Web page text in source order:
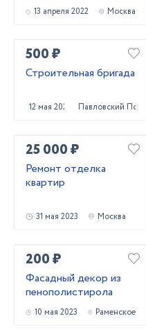
13 апреля 2022 Москва
500 ₽
Строительная бригада
12 мая 2022 Павловский Посад
25 000 ₽
Ремонт отделка
квартир
31 мая 2023 Москва
200 ₽
Фасадный декор из
пенополистирола
10 мая 2023 Раменское